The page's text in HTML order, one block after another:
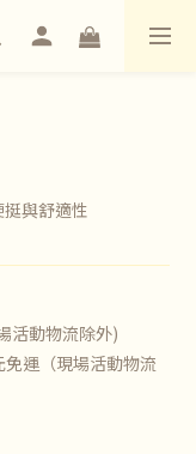
與舒適性
活動物流除外)
運（現場活動物流